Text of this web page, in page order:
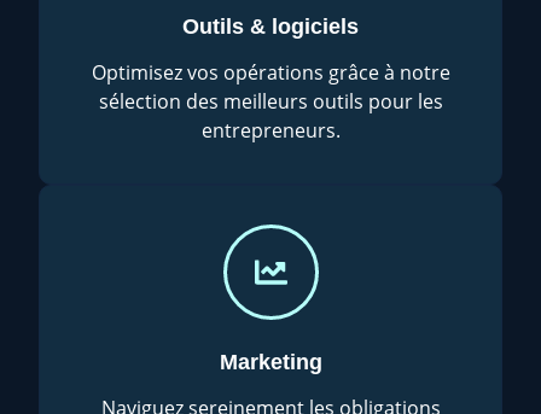
Outils & logiciels
Optimisez vos opérations grâce à notre
sélection des meilleurs outils pour les
entrepreneurs.
Marketing
Naviguez sereinement les obligations